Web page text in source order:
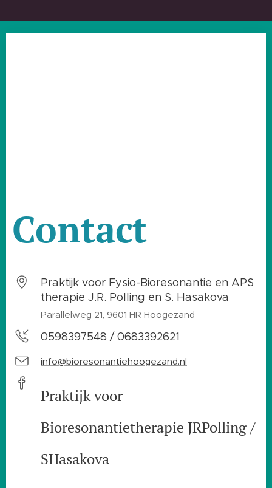
Contact
Praktijk voor Fysio-Bioresonantie en APS
therapie J.R. Polling en S. Hasakova
Parallelweg 21, 9601 HR Hoogezand
0598397548 / 0683392621
info@bioresonantiehoogezand.nl
Praktijk voor
Bioresonantietherapie JRPolling /
SHasakova